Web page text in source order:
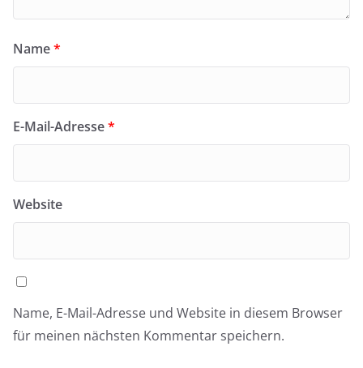
Name*
E-Mail-Adresse*
Website
Name, E-Mail-Adresse und Website in diesem Browser
für meinen nächsten Kommentar speichern.